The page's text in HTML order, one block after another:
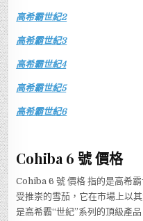
高希霸世紀2
高希霸世紀3
高希霸世紀4
高希霸世紀5
高希霸世紀6
Cohiba 6 號 價格
Cohiba 6 號 價格 指的是高希
受推崇的雪茄，它在市場上以
是高希霸“世紀”系列的頂級產